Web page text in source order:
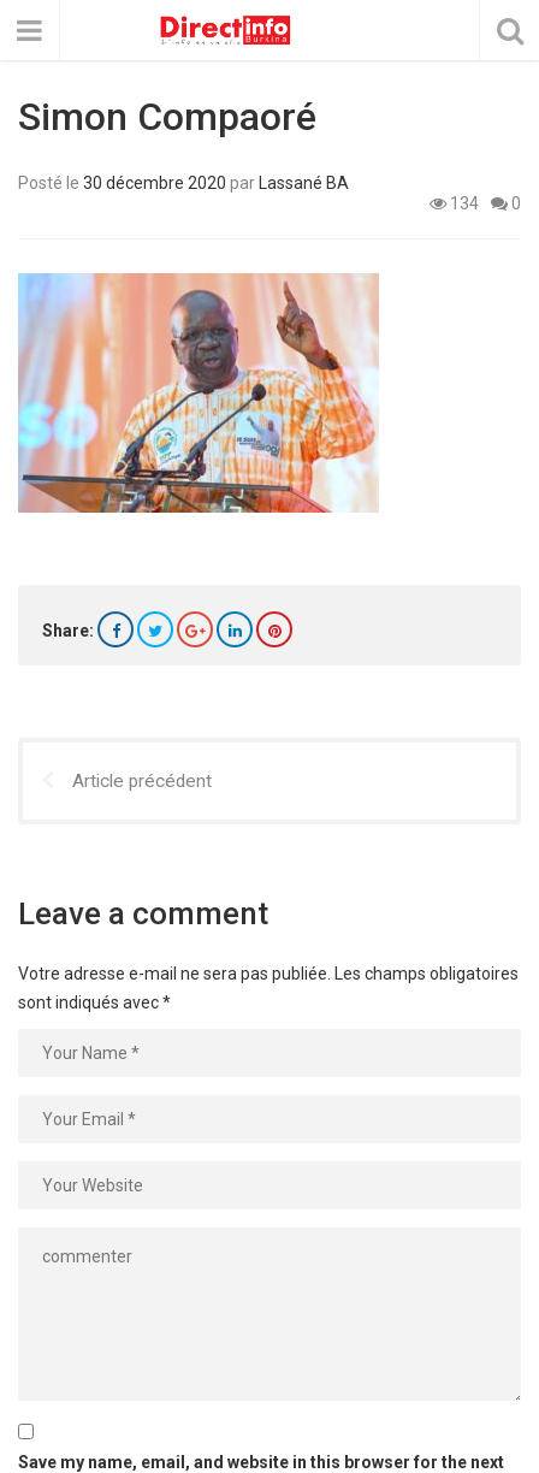
Simon Compaoré
Posté le 30 décembre 2020 par
Lassané BA
134
0
Share:
Article précédent
Leave a comment
Votre adresse e-mail ne sera pas publiée.
Les champs obligatoires
sont indiqués avec*
Save my name, email, and website in this browser for the next